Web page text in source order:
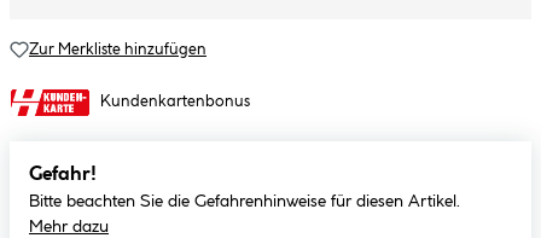
Zur Merkliste hinzufügen
Kundenkartenbonus
Gefahr!
Bitte beachten Sie die Gefahrenhinweise für diesen Artikel.
Mehr dazu